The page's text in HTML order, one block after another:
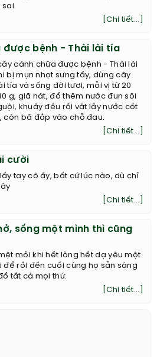
sai.
[Chi tiết...]
được bệnh - Thài lài tía
cảnh chữa được bệnh - Thài lài
bị mụn nhọt sưng tấy, dùng cây
tía và sống đời tươi, mỗi vị từ 20
g, giã nát, đổ thêm nước đun sôi
khuấy đều rồi vắt lấy nước cốt
còn bã đắp vào chỗ đau.
[Chi tiết...]
cười
lấy tay cô ấy, bất cứ lúc nào, dù chỉ
[Chi tiết...]
sống một mình thì cũng
mỏi khi hết lòng hết dạ yêu một
để rồi đến cuối cùng họ sẵn sàng
tất cả mọi thứ.
[Chi tiết...]